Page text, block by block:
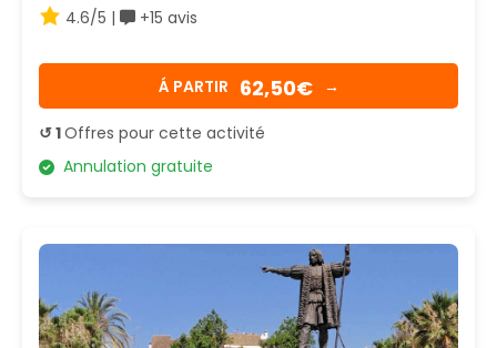
4.6/5 |
+15 avis
Á PARTIR 62,50€ →
↺ 1Offres pour cette activité
Annulation gratuite